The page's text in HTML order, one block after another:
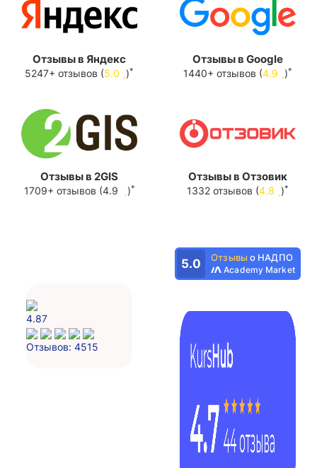
Отзывы в Яндекс
5247+ отзывов (5.0 )*
Отзывы в Google
1440+ отзывов (4.9 )*
Отзывы в 2GIS
1709+ отзывов (4.9 )*
Отзывы в Отзовик
1332 отзывов (4.8 )*
5.0 Отзывыо НАДПО
Academy Market
4.87
Отзывов: 4515